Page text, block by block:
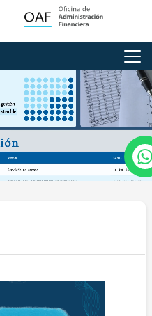
Pasar al contenido principal